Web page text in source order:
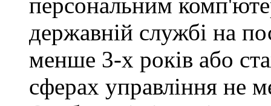
державній службі на
менше 3-х років або
сферах управління не